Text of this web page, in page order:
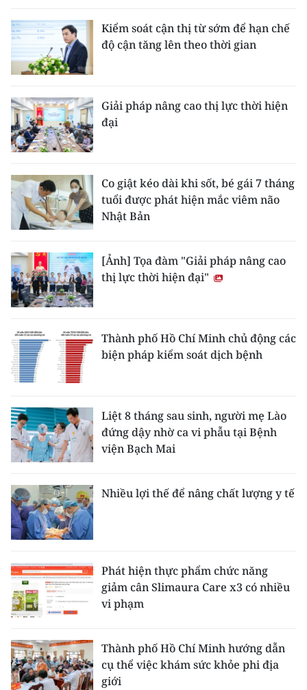
Kiểm soát cận thị từ sớm để hạn chế
độ cận tăng lên theo thời gian
Giải pháp nâng cao thị lực thời hiện
đại
Co giật kéo dài khi sốt, bé gái 7 tháng
tuổi được phát hiện mắc viêm não
Nhật Bản
[Ảnh] Tọa đàm "Giải pháp nâng cao
thị lực thời hiện đại"
Thành phố Hồ Chí Minh chủ động các
biện pháp kiểm soát dịch bệnh
Liệt 8 tháng sau sinh, người mẹ Lào
đứng dậy nhờ ca vi phẫu tại Bệnh
viện Bạch Mai
Nhiều lợi thế để nâng chất lượng y tế
Phát hiện thực phẩm chức năng
giảm cân Slimaura Care x3 có nhiều
vi phạm
Thành phố Hồ Chí Minh hướng dẫn
cụ thể việc khám sức khỏe phi địa
giới